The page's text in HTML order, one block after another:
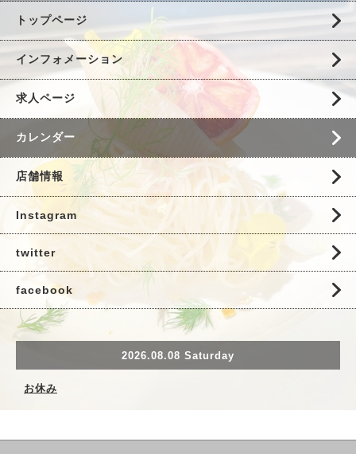
トップページ
インフォメーション
求人ページ
カレンダー
店舗情報
Instagram
twitter
facebook
2026.08.08 Saturday
お休み